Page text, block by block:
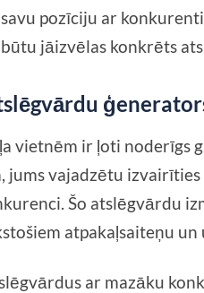
pozīciju ar
jāizvēlas konkrēts
vietnēm ir ļoti noderīgs
jums vajadzētu
Šo atslēgvārdu
atpakaļsaiteņu
ar mazāku